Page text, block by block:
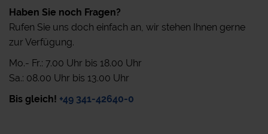
Haben Sie noch Fragen?
Rufen Sie uns doch einfach an, wir stehen Ihnen gerne
zur Verfügung.
Mo.- Fr.: 7.00 Uhr bis 18.00 Uhr
Sa.: 08.00 Uhr bis 13.00 Uhr
Bis gleich! +49 341-42640-0